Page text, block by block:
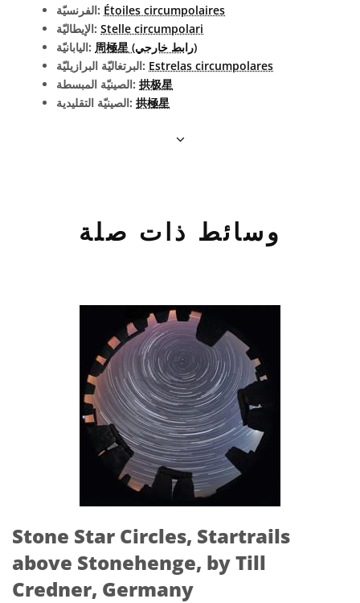
الفرنسيّة: Étoiles circumpolaires
الإيطاليّة: Stelle circumpolari
اليابانيّة:
周極星 (رابط خارجي)
البرتغاليّة البرازيليّة: Estrelas circumpolares
الصينيّة المبسطة: 拱极星
الصينيّة التقليدية: 拱極星
وسائط ذات صلة
Stone Star Circles, Startrails
above Stonehenge, by Till
Credner, Germany